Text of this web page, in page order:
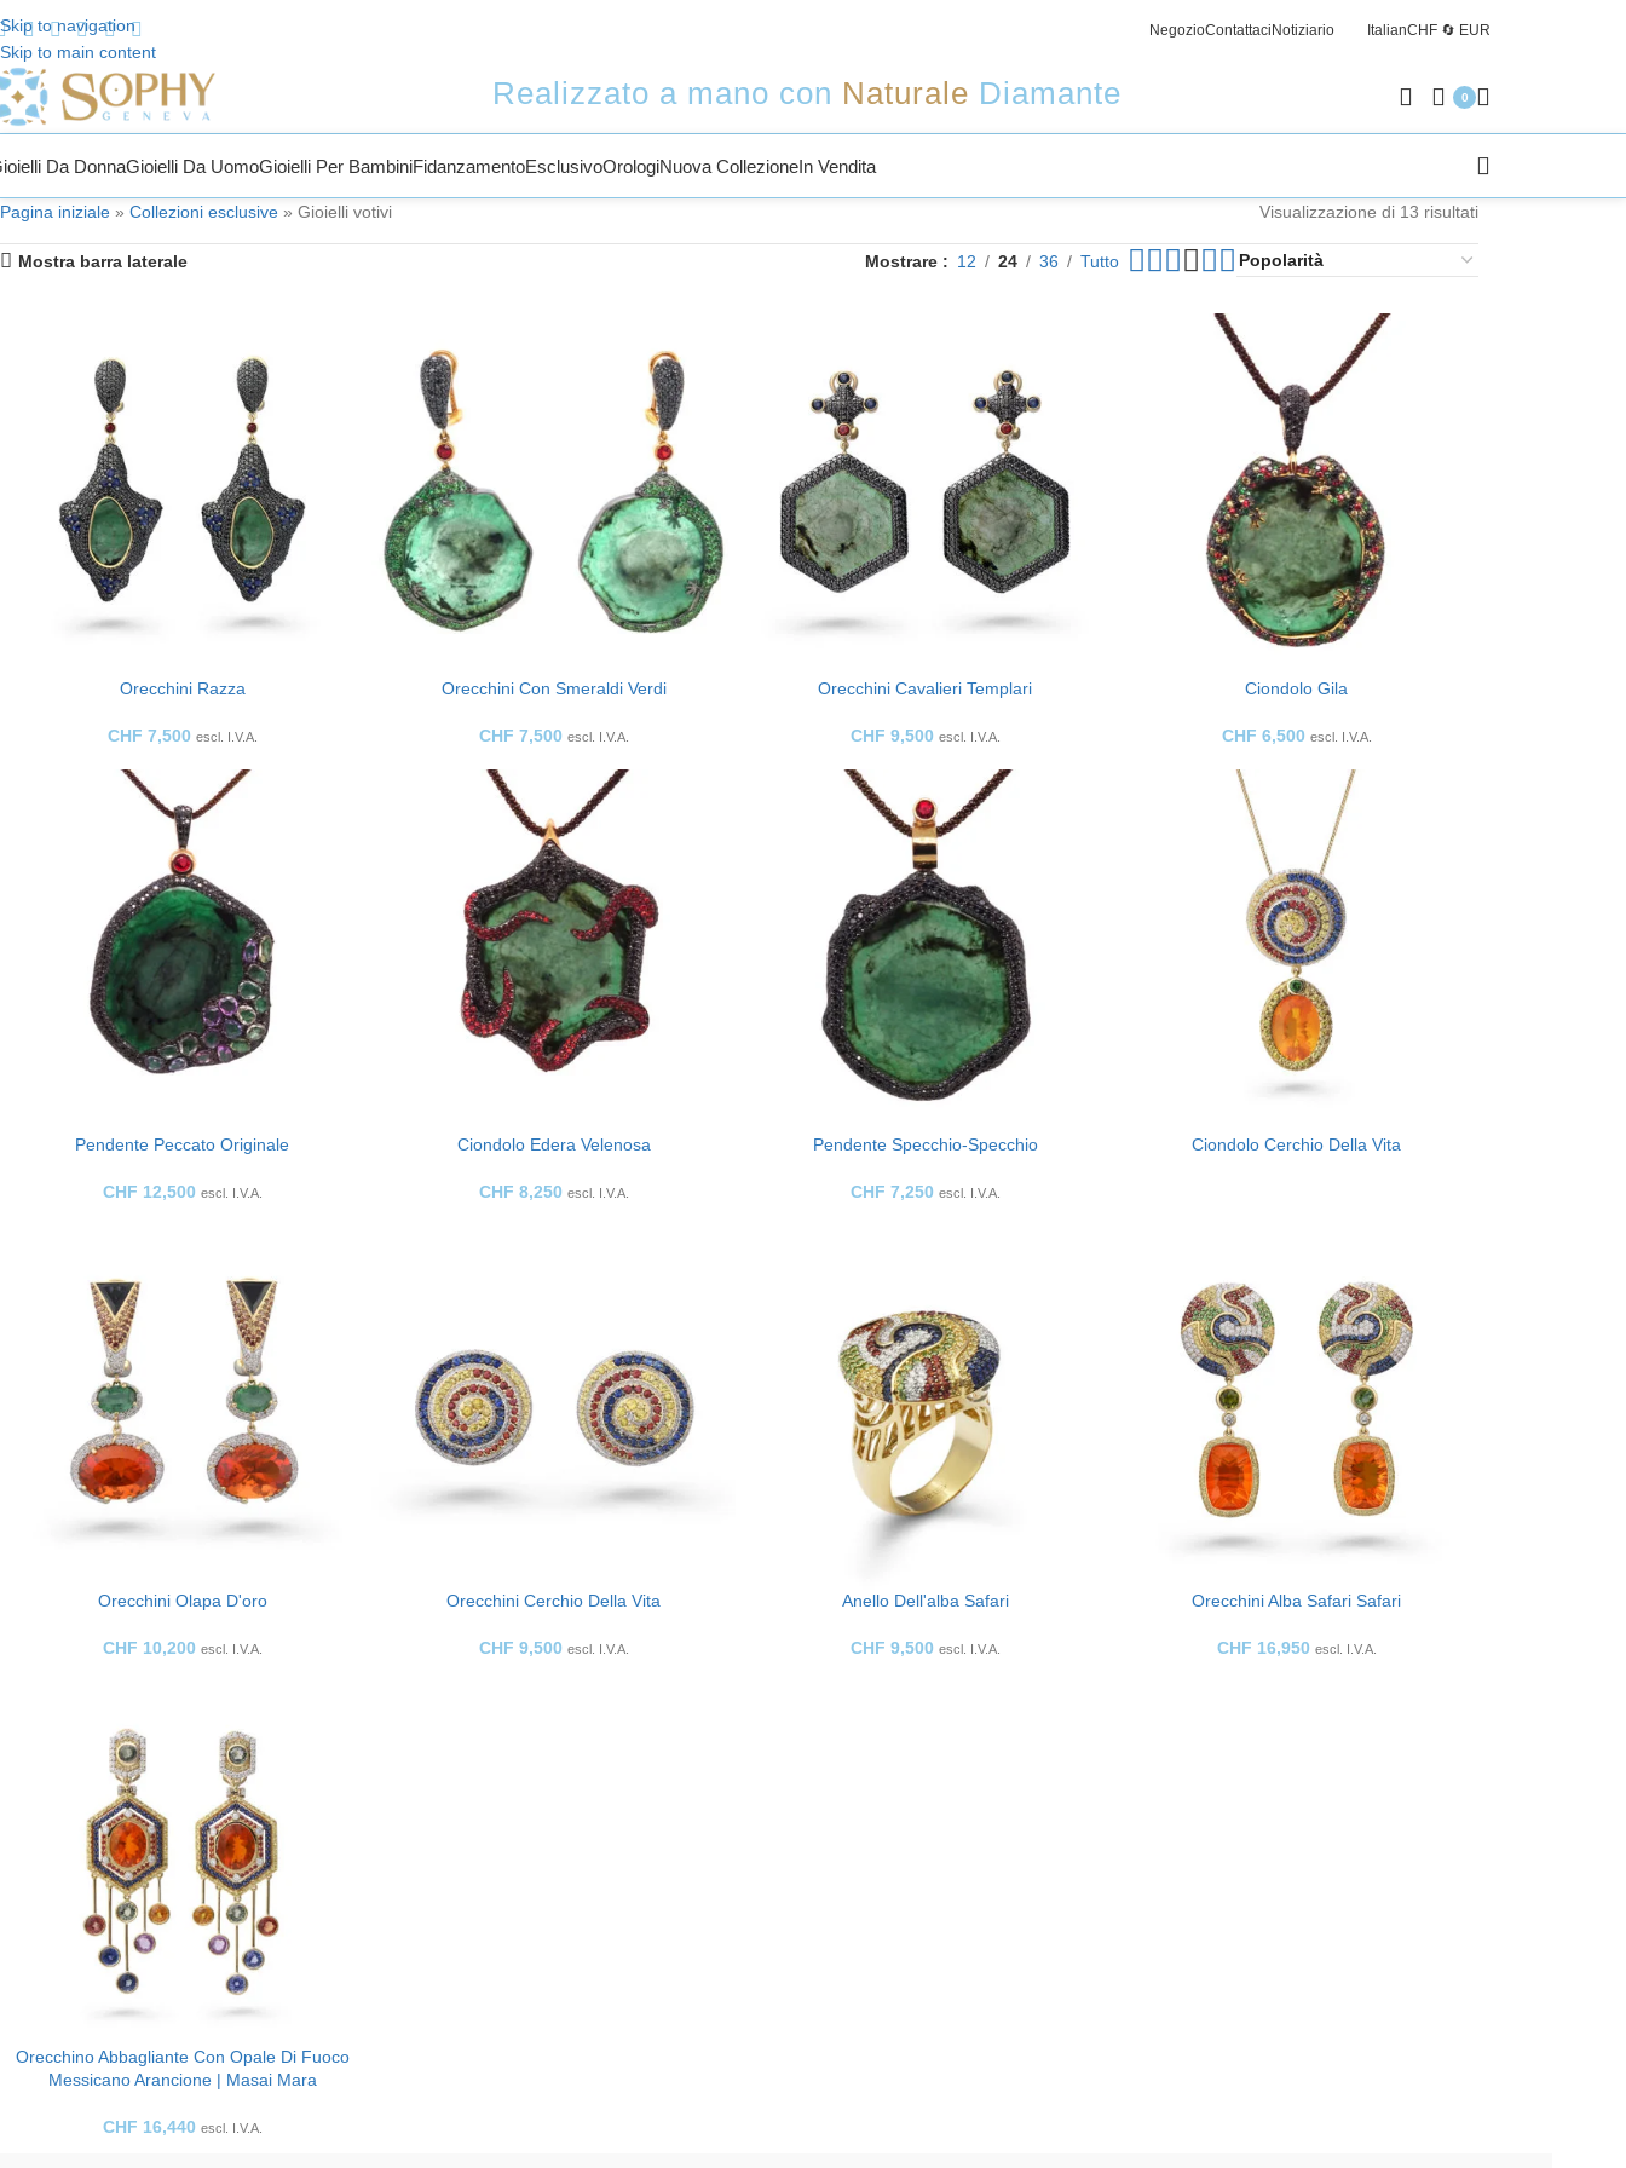
Skip to navigation
Skip to main content
a Sophy Jewelry
NegozioContattaci Notiziario ItalianCHF 🔄 EUR
Realizzato a mano con Naturale Diamante 0
Da DonnaGioielli Da UomoGioielli Per BambiniFidanzamentoEsclusivoOrologiNuova CollezioneIn Vendita
Pagina iniziale » Collezioni esclusive » Gioielli votivi Visualizzazione di 13 risultati
Mostra barra laterale Mostrare 12 24 36 Tutto
Orecchini Razza
CHF 7,500 escl. I.V.A.
Orecchini Con Smeraldi Verdi
CHF 7,500 escl. I.V.A.
Orecchini Cavalieri Templari
CHF 9,500 escl. I.V.A.
Ciondolo Gila
CHF 6,500 escl. I.V.A.
Pendente Peccato Originale
CHF 12,500 escl. I.V.A.
Ciondolo Edera Velenosa
CHF 8,250 escl. I.V.A.
Pendente Specchio-Specchio
CHF 7,250 escl. I.V.A.
Ciondolo Cerchio Della Vita
Orecchini Olapa D'oro
CHF 10,200 escl. I.V.A.
Orecchini Cerchio Della Vita
CHF 9,500 escl. I.V.A.
Anello Dell'alba Safari
CHF 9,500 escl. I.V.A.
Orecchini Alba Safari Safari
CHF 16,950 escl. I.V.A.
Orecchino Abbagliante Con Opale Di Fuoco
Messicano Arancione | Masai Mara
CHF 16,440 escl. I.V.A.